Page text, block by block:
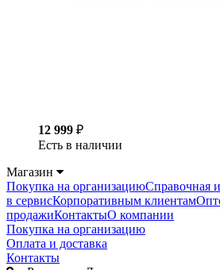
12 999 ₽
Есть в наличии
Магазин
Покупка на организациюСправочная
в сервисКорпоративным клиентам
продажиКонтактыО компании
Покупка на организацию
Оплата и доставка
Контакты